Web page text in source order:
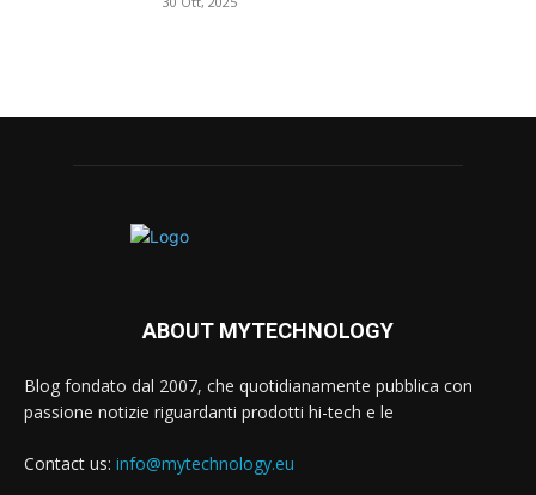
ABOUT MYTECHNOLOGY
Blog fondato dal 2007, che quotidianamente pubblica con
passione notizie riguardanti prodotti hi-tech e le
Contact us: info@mytechnology.eu